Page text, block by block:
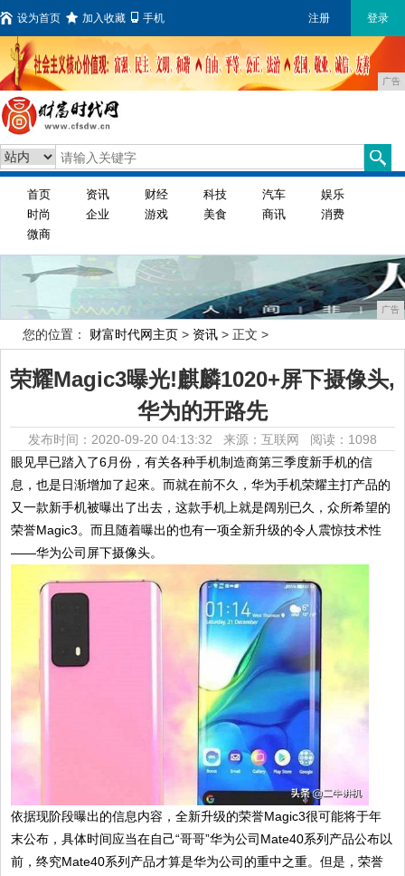
设为首页 加入收藏 手机 注册 登录
广告
首页 资讯 财经 科技 汽车
娱乐
时尚
企业 游戏 美食 商讯
消费
微商
广告
您的位置： 财富时代网主页 > 资讯 > 正文 >
荣耀Magic3曝光!麒麟1020+屏下摄像头,
华为的开路先
发布时间：2020-09-20 04:13:32 来源：互联网 阅读：1098
眼见早已踏入了6月份，有关各种手机制造商第三季度新手机的信
息，也是日渐增加了起來。而就在前不久，华为手机荣耀主打产品的
又一款新手机被曝出了出去，这款手机上就是阔别已久，众所希望的
荣誉Magic3。而且随着曝出的也有一项全新升级的令人震惊技术性
——华为公司屏下摄像头。
依据现阶段曝出的信息内容，全新升级的荣誉Magic3很可能将于年
末公布，具体时间应当在自己“哥哥”华为公司Mate40系列产品公布以
前，终究Mate40系列产品才算是华为公司的重中之重。但是，荣誉